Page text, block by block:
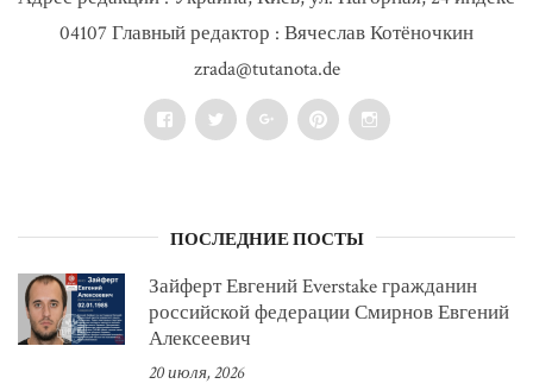
04107 Главный редактор : Вячеслав Котёночкин
zrada@tutanota.de
FacebookTwitter Google+PinterestInstagram
ПОСЛЕДНИЕ ПОСТЫ
Зайферт Евгений Everstake гражданин
российской федерации Смирнов Евгений
Алексеевич
20 июля, 2026